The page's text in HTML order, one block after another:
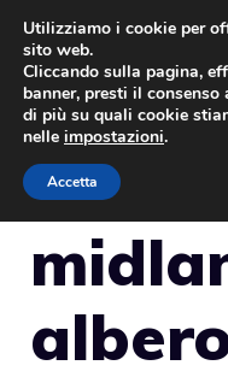
Vai
contenuto
Utilizziamo i cookie per
sito web.
Cliccando sulla pagina,
banner, presti il
di più su quali cookie
nelle impostazioni.
Accetta